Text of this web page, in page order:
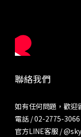
聯絡我們
如有任何問題，歡迎
電話 / 02-2775-3066
官方LINE客服 /